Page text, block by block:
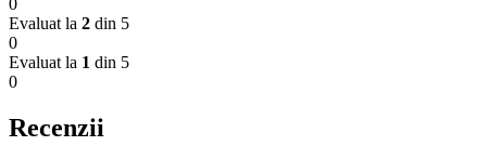
0
Evaluat la 2 din 5
0
Evaluat la 1 din 5
0
Recenzii